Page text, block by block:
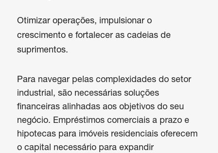
Otimizar operações, impulsionar o
crescimento e fortalecer as cadeias de
suprimentos.
Para navegar pelas complexidades do setor
industrial, são necessárias soluções
financeiras alinhadas aos objetivos do seu
negócio. Empréstimos comerciais a prazo e
hipotecas para imóveis residenciais oferecem
o capital necessário para expandir